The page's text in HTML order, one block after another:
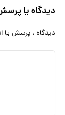
دیدگاه یا
دیدگاه ، پرسش یا